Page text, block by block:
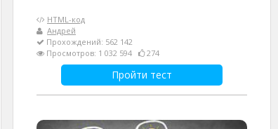
HTML-код
Андрей
Прохождений: 562 142
Просмотров: 1 032 594
274
Пройти тест